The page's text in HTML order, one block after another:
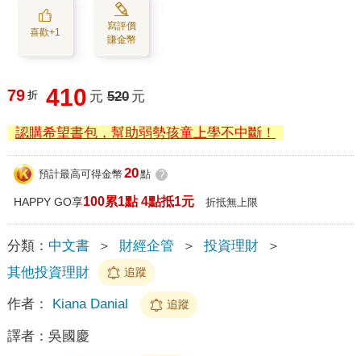
喜歡+1
寫評價
賺金幣
79 折 410 元 520 元
認購希望書包，幫助弱勢孩童上學不中斷！
預計最高可得金幣 20點 ?
HAPPY GO享100累1點 4點抵1元 折抵無上限
分類： 中文書 ＞ 財經企管 ＞ 投資理財
＞
其他投資理財
追蹤
作者： Kiana Danial 追蹤
譯者： 吳國慶